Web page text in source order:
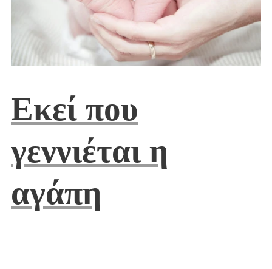
Εκεί που
γεννιέται η
αγάπη